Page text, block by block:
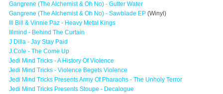
Gangrene (The Alchemist & Oh No) - Gutter Water
Gangrene (The Alchemist & Oh No) - Sawblade EP (Winyl)
Ill Bill & Vinnie Paz - Heavy Metal Kings
Illmind - Behind The Curtain
J Dilla - Jay Stay Paid
J.Cole - The Come Up
Jedi Mind Tricks - A History Of Violence
Jedi Mind Tricks - Violence Begets Violence
Jedi Mind Tricks Presents Army Of Pharaohs - The Unholy Terror
Jedi Mind Tricks Presents Stoupe - Decalogue